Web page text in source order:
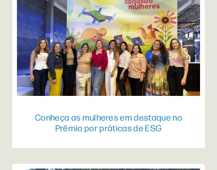
Conheça as mulheres em destaque no
Prêmio por práticas de ESG